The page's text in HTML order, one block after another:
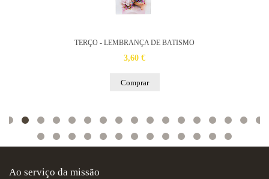
TERÇO - LEMBRANÇA DE BATISMO
3,60 €
Comprar
Ao serviço da missão